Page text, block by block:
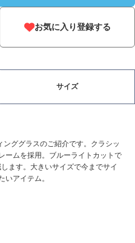
お気に入り登録する
サイズ
ググラスのご紹介です。クラシッ
ームを採用。ブルーライトカットで
ます。大きいサイズで今までサイ
いアイテム。